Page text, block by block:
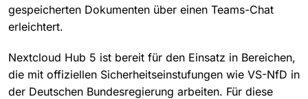
gespeicherten Dokumenten über einen Teams-Chat
erleichtert.
Nextcloud Hub 5 ist bereit für den Einsatz in Bereichen,
die mit offiziellen Sicherheitseinstufungen wie VS-NfD in
der Deutschen Bundesregierung arbeiten. Für diese